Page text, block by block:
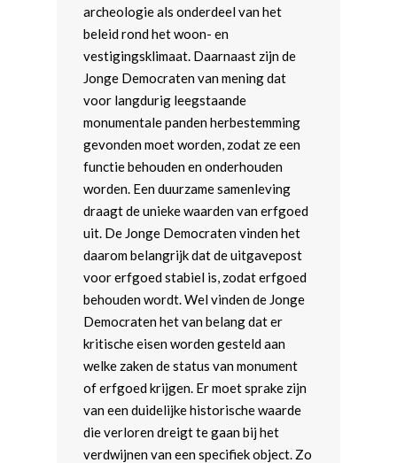
archeologie als onderdeel van het
beleid rond het woon- en
vestigingsklimaat. Daarnaast zijn de
Jonge Democraten van mening dat
voor langdurig leegstaande
monumentale panden herbestemming
gevonden moet worden, zodat ze een
functie behouden en onderhouden
worden. Een duurzame samenleving
draagt de unieke waarden van erfgoed
uit. De Jonge Democraten vinden het
daarom belangrijk dat de uitgavepost
voor erfgoed stabiel is, zodat erfgoed
behouden wordt. Wel vinden de Jonge
Democraten het van belang dat er
kritische eisen worden gesteld aan
welke zaken de status van monument
of erfgoed krijgen. Er moet sprake zijn
van een duidelijke historische waarde
die verloren dreigt te gaan bij het
verdwijnen van een specifiek object. Zo